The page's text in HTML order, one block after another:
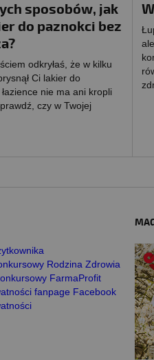
sposobów, jak
do paznokci bez
odkryłaś, że w kilku
Ci lakier do
nie ma ani kropli
czy w Twojej
Rodzina Zdrowia
FarmaProfit
fanpage Facebook